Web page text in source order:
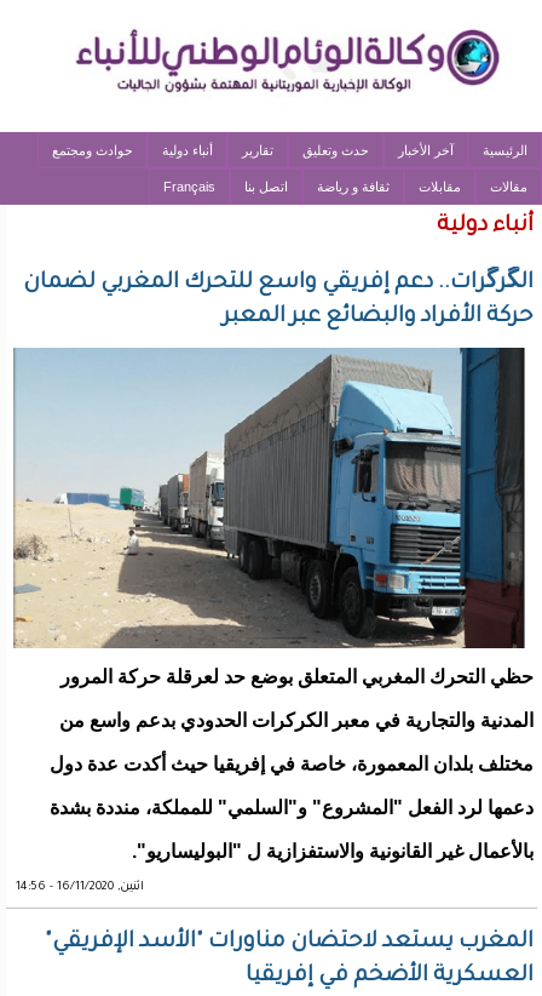
الرئيسية آخر الأخبار حدث وتعليق تقارير أنباء دولية حوادث ومجتمع
مقالات مقابلات ثقافة و رياضة اتصل بنا Français
أنباء دولية
الگرگرات.. دعم إفريقي واسع للتحرك المغربي لضمان
حركة الأفراد والبضائع عبر المعبر
حظي التحرك المغربي المتعلق بوضع حد لعرقلة حركة المرور
المدنية والتجارية في معبر الكركرات الحدودي بدعم واسع من
مختلف بلدان المعمورة، خاصة في إفريقيا حيث أكدت عدة دول
دعمها لرد الفعل "المشروع" و"السلمي" للمملكة، منددة بشدة
بالأعمال غير القانونية والاستفزازية ل "البوليساريو".
اثنين, 16/11/2020 - 14:56
المغرب يستعد لاحتضان مناورات "الأسد الإفريقي"
العسكرية الأضخم في إفريقيا